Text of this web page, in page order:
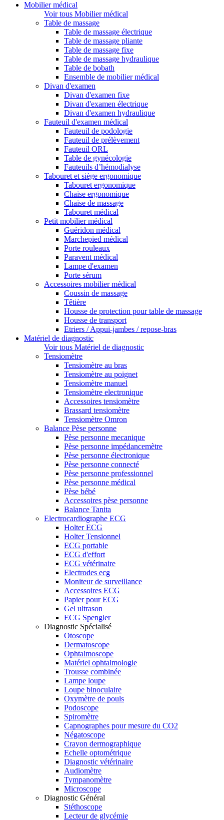
Mobilier médical
Voir tous Mobilier médical
Table de massage
Table de massage électrique
Table de massage pliante
Table de massage fixe
Table de massage hydraulique
Table de bobath
Ensemble de mobilier médical
Divan d'examen
Divan d'examen fixe
Divan d'examen électrique
Divan d'examen hydraulique
Fauteuil d'examen médical
Fauteuil de podologie
Fauteuil de prélèvement
Fauteuil ORL
Table de gynécologie
Fauteuils d’hémodialyse
Tabouret et siège ergonomique
Tabouret ergonomique
Chaise ergonomique
Chaise de massage
Tabouret médical
Petit mobilier médical
Guéridon médical
Marchepied médical
Porte rouleaux
Paravent médical
Lampe d'examen
Porte sérum
Accessoires mobilier médical
Coussin de massage
Têtière
Housse de protection pour table de massage
Housse de transport
Etriers / Appui-jambes / repose-bras
Matériel de diagnostic
Voir tous Matériel de diagnostic
Tensiomètre
Tensiomètre au bras
Tensiomètre au poignet
Tensiomètre manuel
Tensiomètre electronique
Accessoires tensiomètre
Brassard tensiomètre
Tensiomètre Omron
Balance Pèse personne
Pèse personne mecanique
Pèse personne impédancemètre
Pèse personne électronique
Pèse personne connecté
Pèse personne professionnel
Pèse personne médical
Pèse bébé
Accessoires pèse personne
Balance Tanita
Electrocardiographe ECG
Holter ECG
Holter Tensionnel
ECG portable
ECG d'effort
ECG vétérinaire
Electrodes ecg
Moniteur de surveillance
Accessoires ECG
Papier pour ECG
Gel ultrason
ECG Spengler
Diagnostic Spécialisé
Otoscope
Dermatoscope
Ophtalmoscope
Matériel ophtalmologie
Trousse combinée
Lampe loupe
Loupe binoculaire
Oxymètre de pouls
Podoscope
Spiromètre
Capnographes pour mesure du CO2
Négatoscope
Crayon dermographique
Echelle optométrique
Diagnostic vétérinaire
Audiomètre
Tympanomètre
Microscope
Diagnostic Général
Stéthoscope
Lecteur de glycémie